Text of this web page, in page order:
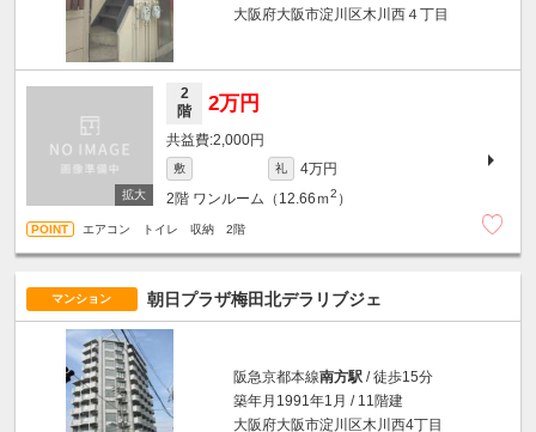
大阪府大阪市淀川区木川西４丁目
2
階
2万円
2,000円
敷 礼
4万円
2階 ワンルーム（12.66ｍ2 ）
エアコン トイレ 収納 2階
マンション 朝日プラザ梅田北デラリブジェ
阪急京都本線南方駅 / 徒歩15分
築年月1991年1月 / 11階建
大阪府大阪市淀川区木川西4丁目